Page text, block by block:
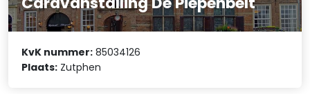
KvK nummer: 85034126
Plaats: Zutphen